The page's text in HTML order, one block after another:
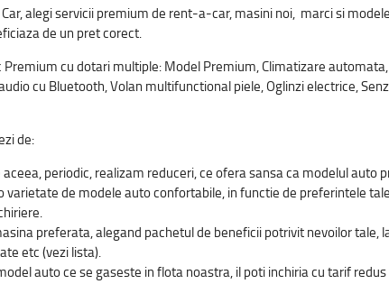
alegi servicii premium de rent-a-car, masini noi, marci si
de un pret corect.
cu dotari multiple: Model Premium, Climatizare
cu Bluetooth, Volan multifunctional piele, Oglinzi electrice,
de:
periodic, realizam reduceri, ce ofera sansa ca modelul auto
varietate de modele auto confortabile, in functie de preferintele
preferata, alegand pachetul de beneficii potrivit nevoilor tale,
etc (vezi lista).
auto ce se gaseste in flota noastra, il poti inchiria cu tarif